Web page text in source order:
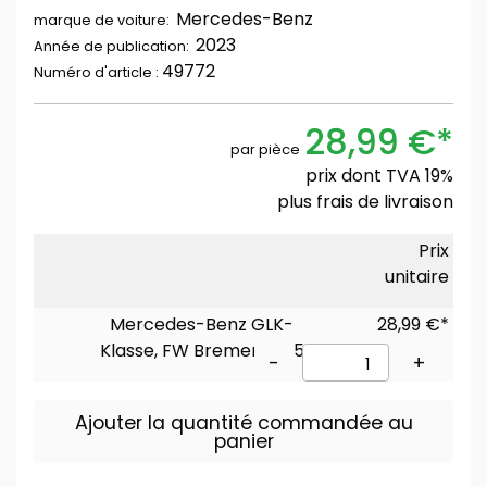
marque de voiture: Mercedes-Benz
Année de publication: 2023
Numéro d'article : 49772
par pièce 28,99 €*
prix dont TVA 19%
plus frais de livraison
Prix
unitaire
Mercedes-Benz GLK-
Klasse, FW Bremen Nr. 5
28,99 €*
- +
Ajouter la quantité commandée au
panier